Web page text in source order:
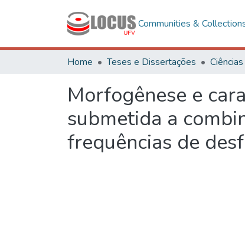
Communities &
Home Teses e Dissertações
Morfogênese e
submetida a
frequências de